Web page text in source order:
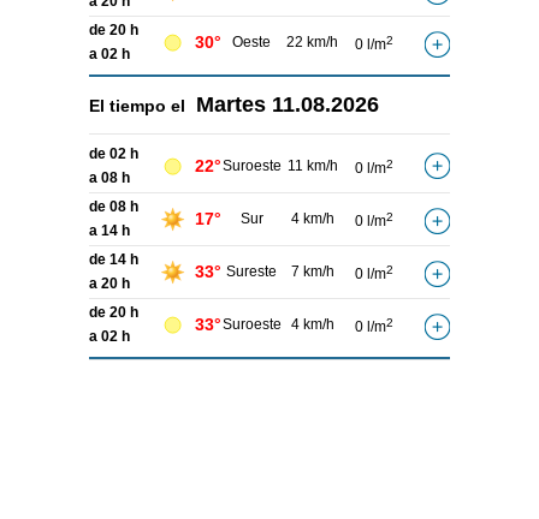
de 20 h
a 02 h
30° Oeste 22 km/h 0 l/m2
El tiempo el Martes 11.08.2026
de 02 h
a 08 h
22°Suroeste 11 km/h 0 l/m2
de 08 h
a 14 h
17° Sur 4 km/h 0 l/m2
de 14 h
a 20 h
33° Sureste 7 km/h 0 l/m2
de 20 h
a 02 h
33°Suroeste 4 km/h 0 l/m2